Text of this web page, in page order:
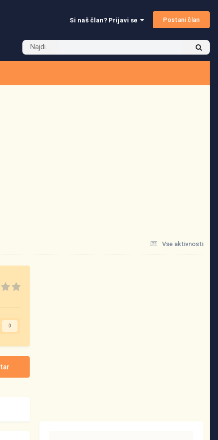
Si naš član? Prijavi se Postani član
Vse aktivnosti
0